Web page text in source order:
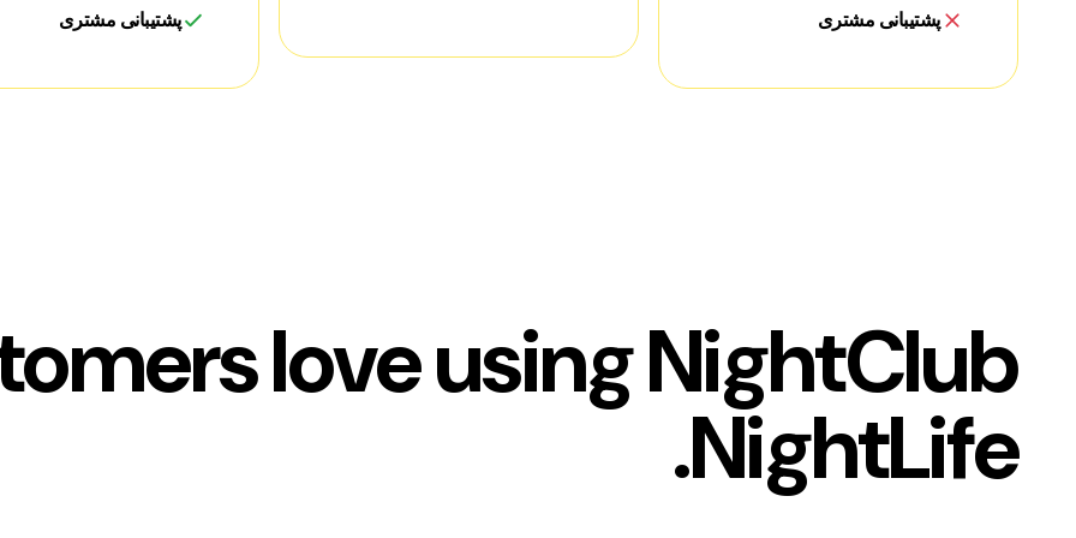
پشتیبانی مشتری
پشتیبانی مشتری
love using NightClub
NightLife.